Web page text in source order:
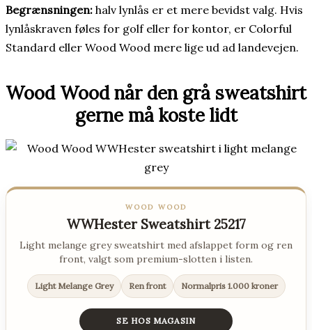
Begrænsningen: halv lynlås er et mere bevidst valg. Hvis
lynlåskraven føles for golf eller for kontor, er Colorful
Standard eller Wood Wood mere lige ud ad landevejen.
Wood Wood når den grå sweatshirt
gerne må koste lidt
WOOD WOOD
WWHester Sweatshirt 25217
Light melange grey sweatshirt med afslappet form og ren
front, valgt som premium-slotten i listen.
Light Melange Grey Ren front Normalpris 1.000 kroner
SE HOS MAGASIN